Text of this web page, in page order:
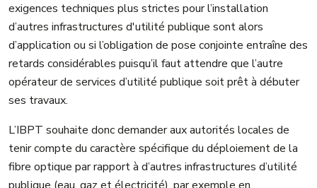
exigences techniques plus strictes pour l’installation
d’autres infrastructures d'utilité publique sont alors
d’application ou si l’obligation de pose conjointe entraîne des
retards considérables puisqu’il faut attendre que l’autre
opérateur de services d’utilité publique soit prêt à débuter
ses travaux.
L’IBPT souhaite donc demander aux autorités locales de
tenir compte du caractère spécifique du déploiement de la
fibre optique par rapport à d’autres infrastructures d’utilité